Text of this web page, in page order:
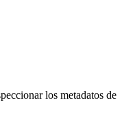
los metadatos de